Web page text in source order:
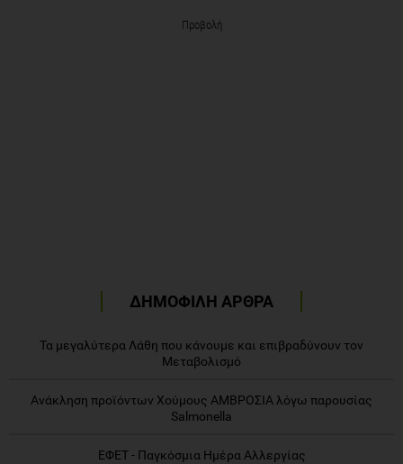
Προβολή
ΔΗΜΟΦΙΛΗ ΑΡΘΡΑ
Τα μεγαλύτερα Λάθη που κάνουμε και επιβραδύνουν τον
Μεταβολισμό
Ανάκληση προϊόντων Χούμους ΑΜΒΡΟΣΙΑ λόγω παρουσίας
Salmonella
ΕΦΕΤ - Παγκόσμια Ημέρα Αλλεργίας